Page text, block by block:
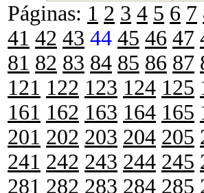
Páginas: 1 2 3 4 5 6 7
41 42 43 44 45 46 47
81 82 83 84 85 86 87
121 122 123 124 125
161 162 163 164 165
201 202 203 204 205
241 242 243 244 245
281 282 283 284 285